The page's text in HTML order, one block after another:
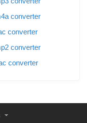
converter
converter
converter
converter